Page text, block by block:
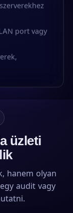
port vagy
üzleti
hanem olyan
audit vagy